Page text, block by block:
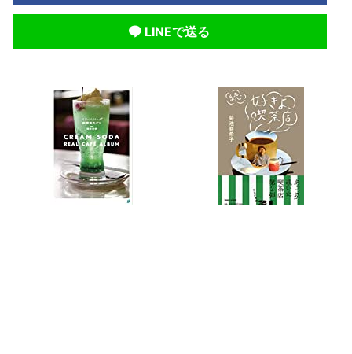
LINEで送る